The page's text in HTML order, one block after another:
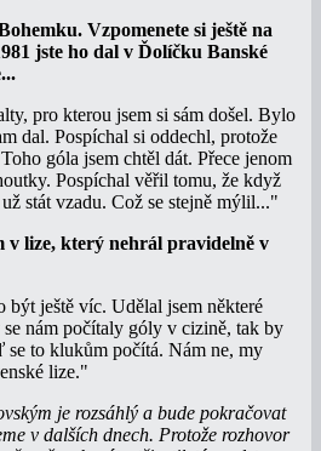
Vzpomenete si ještě na
jste ho dal v Ďolíčku Banské
pro kterou jsem si sám došel. Bylo
dal. Pospíchal si oddechl, protože
góla jsem chtěl dát. Přece jenom
Pospíchal věřil tomu, že když
stát vzadu. Což se stejně mýlil..."
v lize, který nehrál pravidelně v
ještě víc. Udělal jsem některé
nám počítaly góly v cizině, tak by
se to klukům počítá. Nám ne, my
lize."
je rozsáhlý a bude pokračovat
v dalších dnech. Protože rozhovor